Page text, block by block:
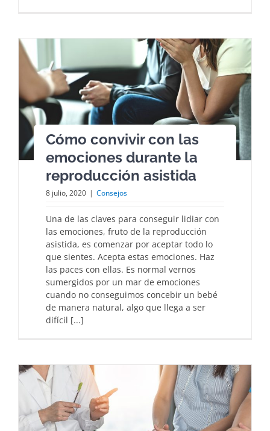
Cómo convivir con las
emociones durante la
reproducción asistida
8 julio, 2020 | Consejos
Una de las claves para conseguir lidiar con
las emociones, fruto de la reproducción
asistida, es comenzar por aceptar todo lo
que sientes. Acepta estas emociones. Haz
las paces con ellas. Es normal vernos
sumergidos por un mar de emociones
cuando no conseguimos concebir un bebé
de manera natural, algo que llega a ser
difícil [...]